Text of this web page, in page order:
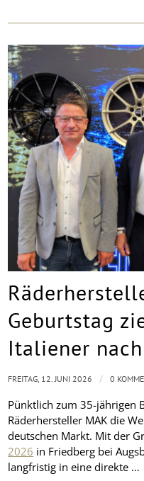
Geburtstag
Italiener
Pünktlich zum 35-jährigen
Räderhersteller MAK die
deutschen Markt. Mit der
2026 in Friedberg bei
langfristig in eine direkte …
FREITAG, 12. JUNI 2026 / 0